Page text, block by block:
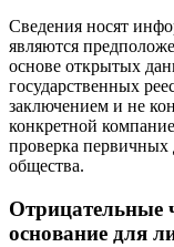
Сведения носят
являются
основе открытых
государственных
заключением и не
конкретной
проверка
общества.
Отрицательные
основание для